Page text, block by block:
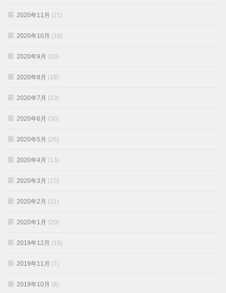
2020年11月 (21)
2020年10月 (16)
2020年9月 (20)
2020年8月 (18)
2020年7月 (23)
2020年6月 (30)
2020年5月 (26)
2020年4月 (13)
2020年3月 (15)
2020年2月 (21)
2020年1月 (20)
2019年12月 (19)
2019年11月 (7)
2019年10月 (8)